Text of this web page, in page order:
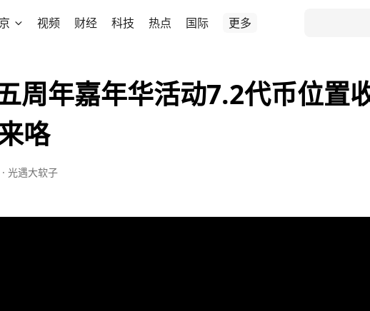
视频 财经 科技 热点 国际 更多
周年嘉年华活动7.2代币位置
咯
· 光遇大软子